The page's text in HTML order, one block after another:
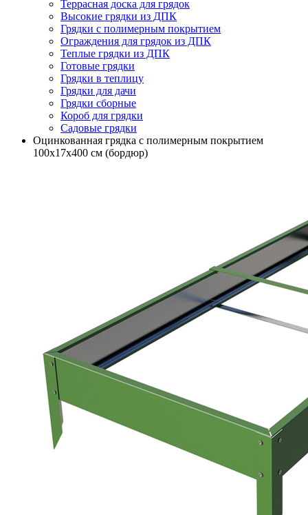
Террасная доска для грядок
Высокие грядки из ДПК
Грядки с полимерным покрытием
Ограждения для грядок из ДПК
Теплые грядки из ДПК
Готовые грядки
Грядки в теплицу
Грядки для дачи
Грядки сборные
Короб для грядки
Садовые грядки
Оцинкованная грядка с полимерным покрытием
100х17х400 см (бордюр)